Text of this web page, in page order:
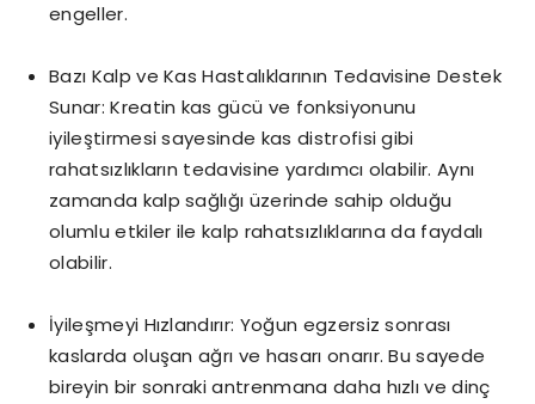
engeller.
Bazı Kalp ve Kas Hastalıklarının Tedavisine Destek
Sunar: Kreatin kas gücü ve fonksiyonunu
iyileştirmesi sayesinde kas distrofisi gibi
rahatsızlıkların tedavisine yardımcı olabilir. Aynı
zamanda kalp sağlığı üzerinde sahip olduğu
olumlu etkiler ile kalp rahatsızlıklarına da faydalı
olabilir.
İyileşmeyi Hızlandırır: Yoğun egzersiz sonrası
kaslarda oluşan ağrı ve hasarı onarır. Bu sayede
bireyin bir sonraki antrenmana daha hızlı ve dinç